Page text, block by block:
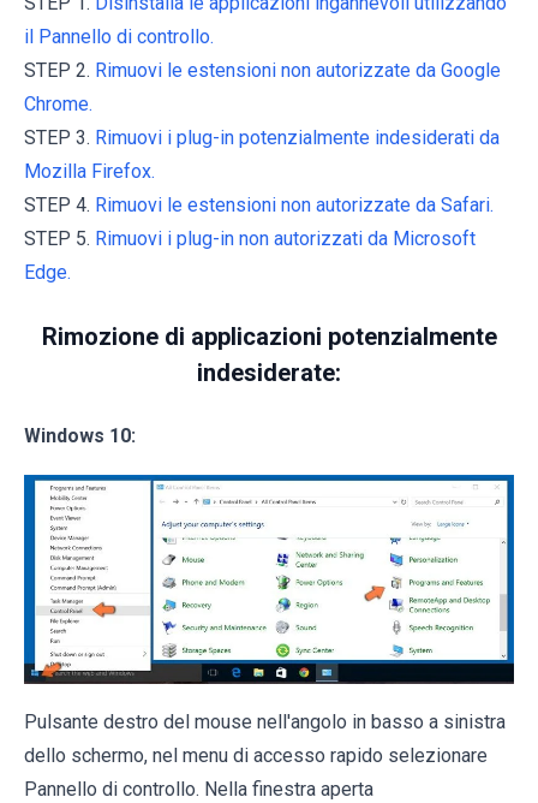
il Pannello di controllo.
STEP 2. Rimuovi le estensioni non autorizzate da Google
Chrome.
STEP 3. Rimuovi i plug-in potenzialmente indesiderati da
Mozilla Firefox.
STEP 4. Rimuovi le estensioni non autorizzate da Safari.
STEP 5. Rimuovi i plug-in non autorizzati da Microsoft
Edge.
Rimozione di applicazioni potenzialmente
indesiderate:
Windows 10:
Pulsante destro del mouse nell'angolo in basso a sinistra
dello schermo, nel menu di accesso rapido selezionare
Pannello di controllo. Nella finestra aperta